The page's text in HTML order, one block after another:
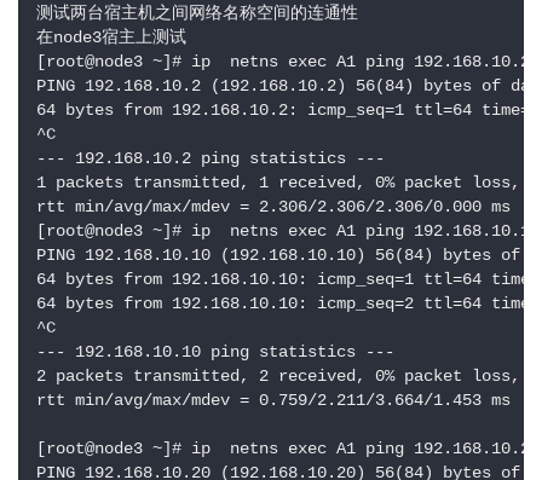
测试两台宿主机之间网络名称空间的连通性
在node3宿主上测试
[root@node3 ~]# ip  netns exec A1 ping 192.168.10.2
PING 192.168.10.2 (192.168.10.2) 56(84) bytes of
64 bytes from 192.168.10.2: icmp_seq=1 ttl=64
^C
--- 192.168.10.2 ping statistics ---
1 packets transmitted, 1 received, 0% packet loss,
rtt min/avg/max/mdev = 2.306/2.306/2.306/0.000 ms
[root@node3 ~]# ip  netns exec A1 ping
PING 192.168.10.10 (192.168.10.10) 56(84) bytes of
64 bytes from 192.168.10.10: icmp_seq=1 ttl=64
64 bytes from 192.168.10.10: icmp_seq=2 ttl=64
^C
--- 192.168.10.10 ping statistics ---
2 packets transmitted, 2 received, 0% packet loss,
rtt min/avg/max/mdev = 0.759/2.211/3.664/1.453 ms
[root@node3 ~]# ip  netns exec A1 ping 192.168.10.20
PING 192.168.10.20 (192.168.10.20) 56(84) bytes of